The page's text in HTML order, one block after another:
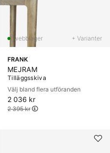
+ Varianter
FRANK
MEJRAM
Tilläggsskiva
Välj bland flera utföranden
2 036 kr
Ordinarie pris:
2 395 kr